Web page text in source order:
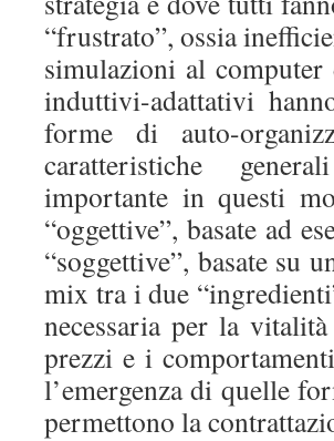
“frustrato”, ossia
simulazioni al
induttivi-adattativi
forme di auto-
caratteristiche
importante in questi
“oggettive”, basate ad
“soggettive”, basate su
mix tra i due
necessaria per la
prezzi e i
l’emergenza di quelle
permettono la